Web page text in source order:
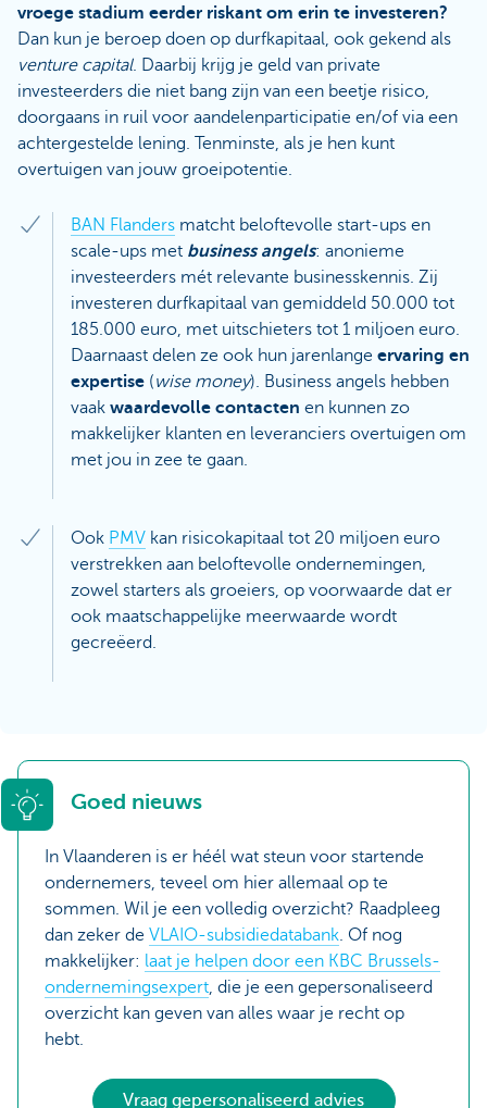
vroege stadium eerder riskant om erin te investeren?
Dan kun je beroep doen op durfkapitaal, ook gekend als
venture capital. Daarbij krijg je geld van private
investeerders die niet bang zijn van een beetje risico,
doorgaans in ruil voor aandelenparticipatie en/of via een
achtergestelde lening. Tenminste, als je hen kunt
overtuigen van jouw groeipotentie.
BAN Flanders matcht beloftevolle start-ups en
scale-ups met business angels: anonieme
investeerders mét relevante businesskennis. Zij
investeren durfkapitaal van gemiddeld 50.000 tot
185.000 euro, met uitschieters tot 1 miljoen euro.
Daarnaast delen ze ook hun jarenlange ervaring en
expertise (wise money). Business angels hebben
vaak waardevolle contacten en kunnen zo
makkelijker klanten en leveranciers overtuigen om
met jou in zee te gaan.
Ook PMV kan risicokapitaal tot 20 miljoen euro
verstrekken aan beloftevolle ondernemingen,
zowel starters als groeiers, op voorwaarde dat er
ook maatschappelijke meerwaarde wordt
gecreëerd.
Goed nieuws
In Vlaanderen is er héél wat steun voor startende
ondernemers, teveel om hier allemaal op te
sommen. Wil je een volledig overzicht? Raadpleeg
dan zeker de VLAIO-subsidiedatabank. Of nog
makkelijker: laat je helpen door een KBC Brussels-
ondernemingsexpert, die je een gepersonaliseerd
overzicht kan geven van alles waar je recht op
hebt.
Vraag gepersonaliseerd advies